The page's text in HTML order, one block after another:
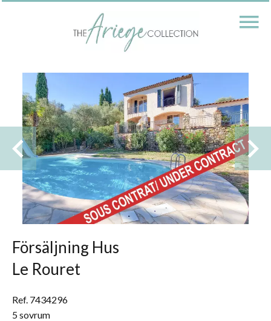
Försäljning Hus
Le Rouret
Ref. 7434296
5 sovrum